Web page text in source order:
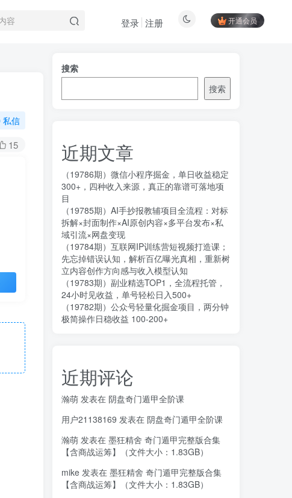
开通会员
登录 注册
私信
15
搜索
搜索
近期文章
（19786期）微信小程序掘金，单日收益稳定
300+，四种收入来源，真正的靠谱可落地项
目
（19785期）AI手抄报教辅项目全流程：对标
拆解×封面制作×AI原创内容×多平台发布×私
域引流×网盘变现
（19784期）互联网IP训练营短视频打造课；
先忘掉错误认知，解析百亿曝光真相，重新树
立内容创作方向感与收入模型认知
（19783期）副业精选TOP1，全流程托管，
24小时见收益，单号轻松日入500+
（19782期）公众号轻量化掘金项目，两分钟
极简操作日稳收益 100-200+
近期评论
瀚萌 发表在 阴盘奇门遁甲全阶课
用户21138169 发表在 阴盘奇门遁甲全阶课
瀚萌 发表在 墨狂精舍 奇门遁甲完整版合集
【含商战运筹】（文件大小：1.83GB）
mike 发表在 墨狂精舍 奇门遁甲完整版合集
【含商战运筹】（文件大小：1.83GB）